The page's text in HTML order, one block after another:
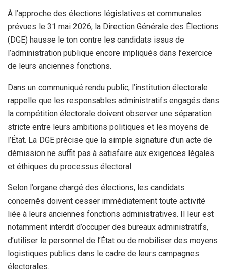
À l’approche des élections législatives et communales
prévues le 31 mai 2026, la Direction Générale des Élections
(DGE) hausse le ton contre les candidats issus de
l’administration publique encore impliqués dans l’exercice
de leurs anciennes fonctions.
Dans un communiqué rendu public, l’institution électorale
rappelle que les responsables administratifs engagés dans
la compétition électorale doivent observer une séparation
stricte entre leurs ambitions politiques et les moyens de
l’État. La DGE précise que la simple signature d’un acte de
démission ne suffit pas à satisfaire aux exigences légales
et éthiques du processus électoral.
Selon l’organe chargé des élections, les candidats
concernés doivent cesser immédiatement toute activité
liée à leurs anciennes fonctions administratives. Il leur est
notamment interdit d’occuper des bureaux administratifs,
d’utiliser le personnel de l’État ou de mobiliser des moyens
logistiques publics dans le cadre de leurs campagnes
électorales.